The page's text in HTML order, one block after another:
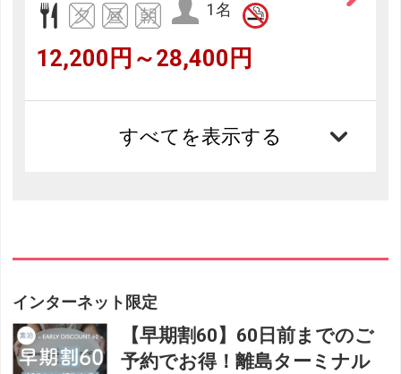
1名
12,200円～28,400円
すべてを表示する
インターネット限定
【早期割60】60日前までのご
予約でお得！離島ターミナル